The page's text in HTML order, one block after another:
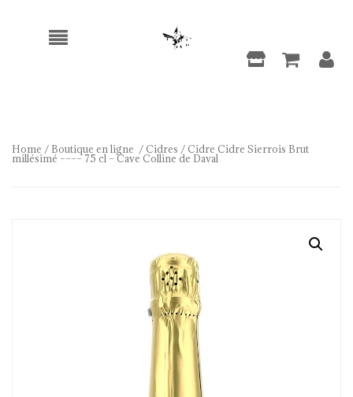
Home / Boutique en ligne / Cidres / Cidre Cidre Sierrois Brut
millésimé –––– 75 cl – Cave Colline de Daval